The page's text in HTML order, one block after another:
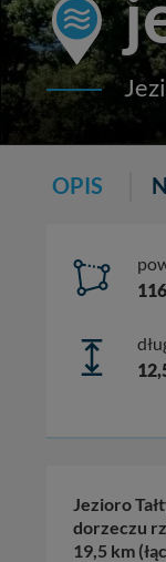
OPIS
Jezioro
dorzeczu
19,5 km